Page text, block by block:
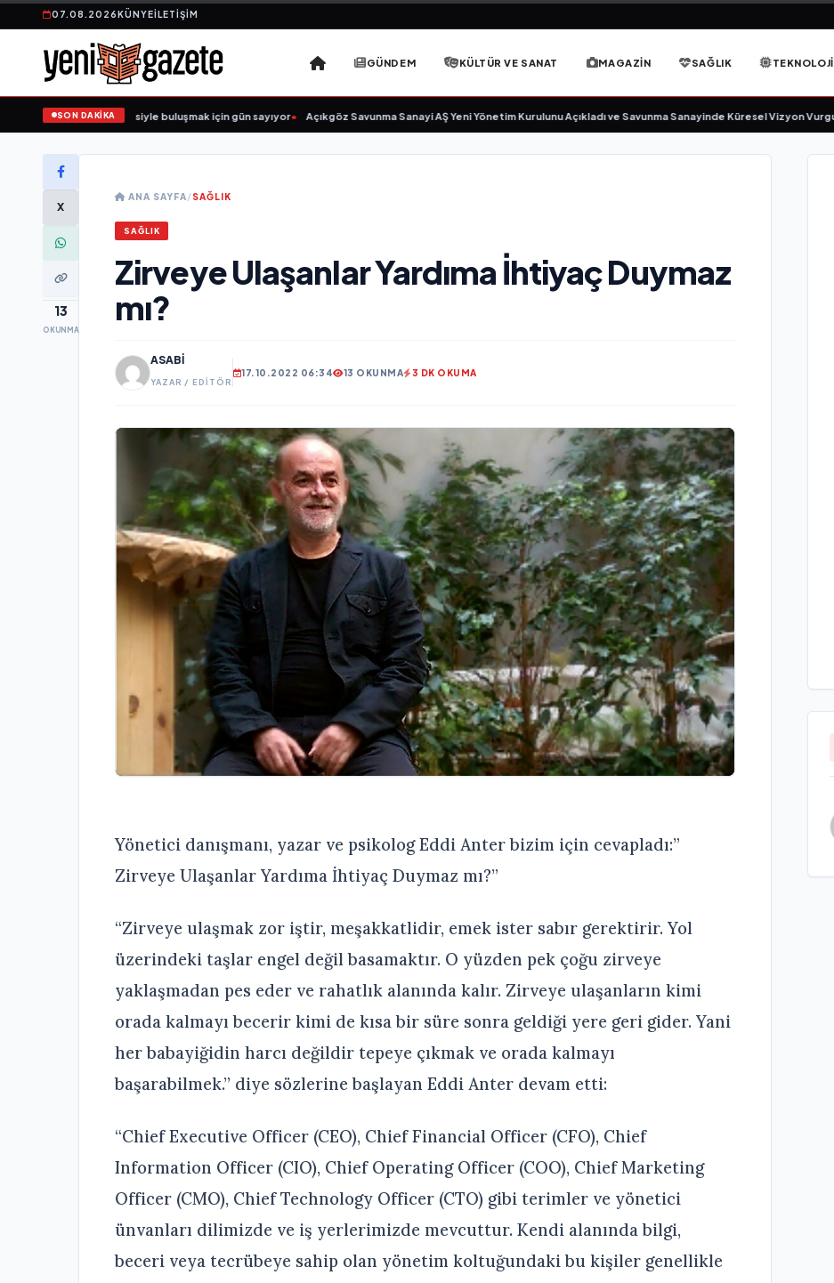
07.08.2026KÜNYEİLETIŞIM
GÜNDEM KÜLTÜR VE SANAT MAGAZIN SAĞLIK TEKNOLOJI
SON DAKİKA
Şarkıcısı” seyircisiyle buluşmak için gün sayıyor• Açıkgöz Savunma Sanayi AŞ Yeni Yönetim Kurulunu Açıkladı ve Savunma Sanayinde Küresel Vizyon Vurgusu•
X
13
OKUNMA
ANA SAYFA/SAĞLIK
SAĞLIK
Zirveye Ulaşanlar Yardıma İhtiyaç Duymaz
mı?
ASABI
YAZAR / EDITÖR
17.10.2022 06:34 13 OKUNMA 3 DK OKUMA
Yönetici danışmanı, yazar ve psikolog Eddi Anter bizim için cevapladı:”
Zirveye Ulaşanlar Yardıma İhtiyaç Duymaz mı?”
“Zirveye ulaşmak zor iştir, meşakkatlidir, emek ister sabır gerektirir. Yol
üzerindeki taşlar engel değil basamaktır. O yüzden pek çoğu zirveye
yaklaşmadan pes eder ve rahatlık alanında kalır. Zirveye ulaşanların kimi
orada kalmayı becerir kimi de kısa bir süre sonra geldiği yere geri gider. Yani
her babayiğidin harcı değildir tepeye çıkmak ve orada kalmayı
başarabilmek.” diye sözlerine başlayan Eddi Anter devam etti:
“Chief Executive Officer (CEO), Chief Financial Officer (CFO), Chief
Information Officer (CIO), Chief Operating Officer (COO), Chief Marketing
Officer (CMO), Chief Technology Officer (CTO) gibi terimler ve yönetici
ünvanları dilimizde ve iş yerlerimizde mevcuttur. Kendi alanında bilgi,
beceri veya tecrübeye sahip olan yönetim koltuğundaki bu kişiler genellikle